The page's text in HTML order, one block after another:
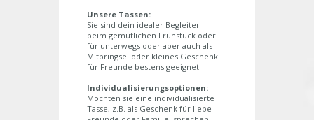
Unsere Tassen:
Sie sind dein idealer Begleiter
beim gemütlichen Frühstück oder
für unterwegs oder aber auch als
Mitbringsel oder kleines Geschenk
für Freunde bestens geeignet.
Individualisierungsoptionen:
Möchten sie eine individualisierte
Tasse, z.B. als Geschenk für liebe